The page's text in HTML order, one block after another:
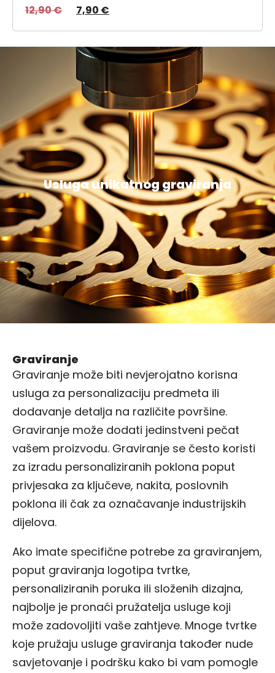
12,90€ 7,90 €
Usluga unikatnog graviranja
Graviranje
Graviranje može biti nevjerojatno korisna
usluga za personalizaciju predmeta ili
dodavanje detalja na različite površine.
Graviranje može dodati jedinstveni pečat
vašem proizvodu. Graviranje se često koristi
za izradu personaliziranih poklona poput
privjesaka za ključeve, nakita, poslovnih
poklona ili čak za označavanje industrijskih
dijelova.
Ako imate specifične potrebe za graviranjem,
poput graviranja logotipa tvrtke,
personaliziranih poruka ili složenih dizajna,
najbolje je pronaći pružatelja usluge koji
može zadovoljiti vaše zahtjeve. Mnoge tvrtke
koje pružaju usluge graviranja također nude
savjetovanje i podršku kako bi vam pomogle